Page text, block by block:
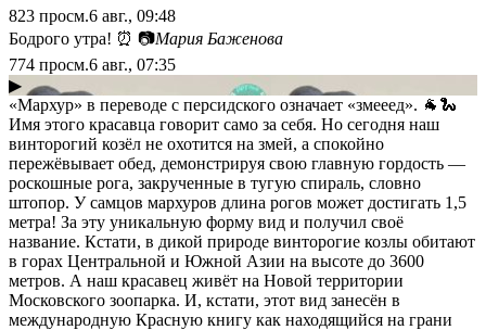
823 просм.6 авг., 09:48
Бодрого утра! ⏰ 📷Мария Баженова
774 просм.6 авг., 07:35
▶
«Мархур» в переводе с персидского означает «змееед». 🐐🐍
Имя этого красавца говорит само за себя. Но сегодня наш
винторогий козёл не охотится на змей, а спокойно
пережёвывает обед, демонстрируя свою главную гордость —
роскошные рога, закрученные в тугую спираль, словно
штопор. У самцов мархуров длина рогов может достигать 1,5
метра! За эту уникальную форму вид и получил своё
название. Кстати, в дикой природе винторогие козлы обитают
в горах Центральной и Южной Азии на высоте до 3600
метров. А наш красавец живёт на Новой территории
Московского зоопарка. И, кстати, этот вид занесён в
международную Красную книгу как находящийся на грани